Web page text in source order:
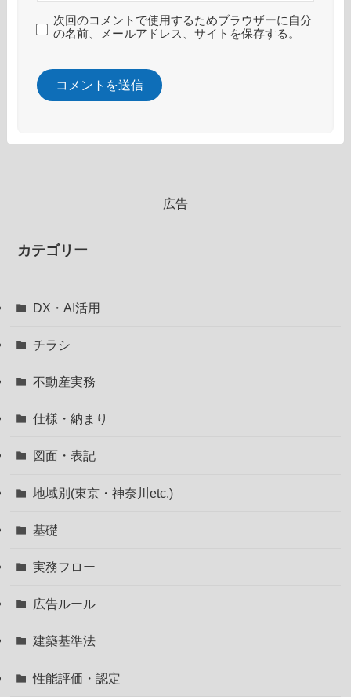
次回のコメントで使用するためブラウザーに自分
の名前、メールアドレス、サイトを保存する。
広告
カテゴリー
DX・AI活用
チラシ
不動産実務
仕様・納まり
図面・表記
地域別(東京・神奈川etc.)
基礎
実務フロー
広告ルール
建築基準法
性能評価・認定